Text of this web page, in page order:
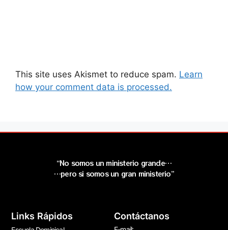
This site uses Akismet to reduce spam. Learn
how your comment data is processed.
“No somos un ministerio grande…
…pero si somos un gran ministerio”
Links Rápidos Contáctanos